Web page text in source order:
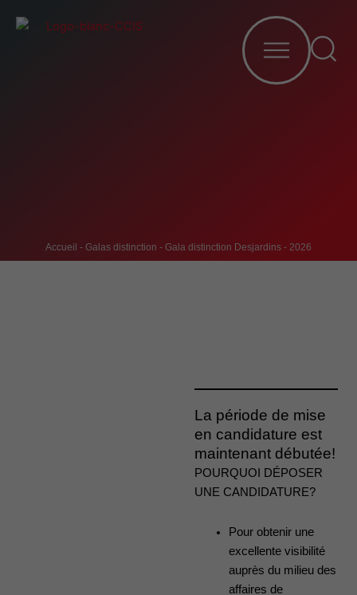
k
Fil d'Ariane
Accueil - Galas distinction - Gala distinction Desjardins - 2026
La période de mise
en candidature est
maintenant débutée!
POURQUOI DÉPOSER
UNE CANDIDATURE?
Pour obtenir une
excellente visibilité
auprès du milieu des
affaires de